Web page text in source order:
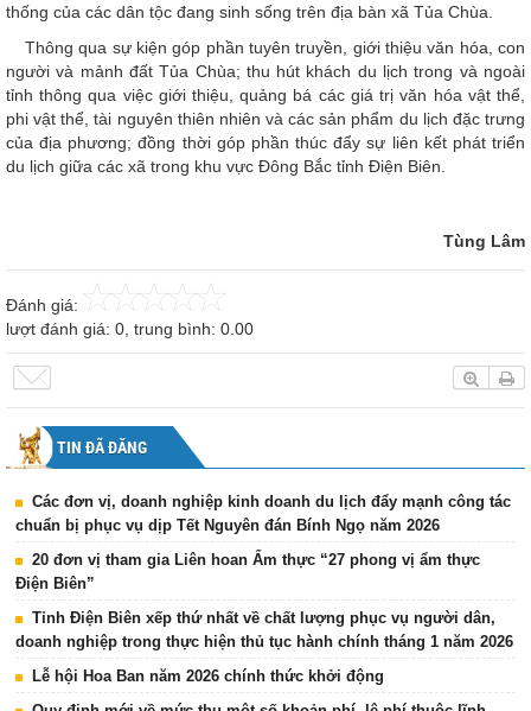
thống của các dân tộc đang sinh sống trên địa bàn xã Tủa Chùa.
Thông qua sự kiện góp phần tuyên truyền, giới thiệu văn hóa, con
người và mảnh đất Tủa Chùa; thu hút khách du lịch trong và ngoài
tỉnh thông qua việc giới thiệu, quảng bá các giá trị văn hóa vật thể,
phi vật thể, tài nguyên thiên nhiên và các sản phẩm du lịch đặc trưng
của địa phương; đồng thời góp phần thúc đẩy sự liên kết phát triển
du lịch giữa các xã trong khu vực Đông Bắc tỉnh Điện Biên.
Tùng Lâm
Đánh giá:
lượt đánh giá: 0, trung bình: 0.00
TIN ĐÃ ĐĂNG
Các đơn vị, doanh nghiệp kinh doanh du lịch đẩy mạnh công tác
chuẩn bị phục vụ dịp Tết Nguyên đán Bính Ngọ năm 2026
20 đơn vị tham gia Liên hoan Ẩm thực “27 phong vị ẩm thực
Điện Biên”
Tỉnh Điện Biên xếp thứ nhất về chất lượng phục vụ người dân,
doanh nghiệp trong thực hiện thủ tục hành chính tháng 1 năm 2026
Lễ hội Hoa Ban năm 2026 chính thức khởi động